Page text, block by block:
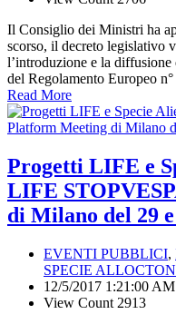
Il Consiglio dei Ministri ha
scorso, il decreto legislativo
l’introduzione e la diffusione
del Regolamento Europeo
Read More
Progetti LIFE e
LIFE
di Milano del 29
EVENTI PUBBLICI,
SPECIE
12/5/2017 1:21:00 AM
View Count 2913